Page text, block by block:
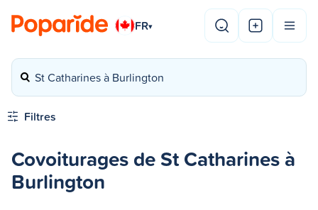
FR▾
St Catharines à Burlington
Filtres
Covoiturages de St Catharines à
Burlington